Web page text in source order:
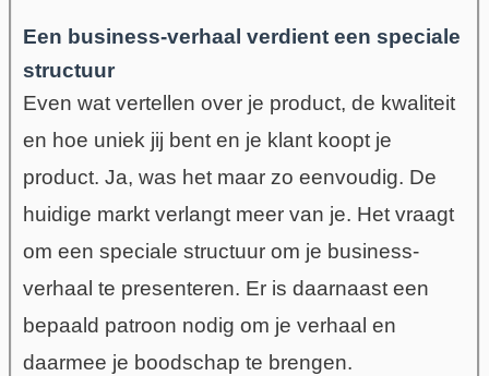
Een business-verhaal verdient een speciale
structuur
Even wat vertellen over je product, de kwaliteit
en hoe uniek jij bent en je klant koopt je
product. Ja, was het maar zo eenvoudig. De
huidige markt verlangt meer van je. Het vraagt
om een speciale structuur om je business-
verhaal te presenteren. Er is daarnaast een
bepaald patroon nodig om je verhaal en
daarmee je boodschap te brengen.